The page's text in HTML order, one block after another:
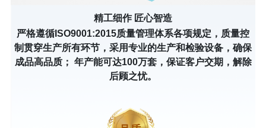
精工细作 匠心智造
严格遵循ISO9001:2015质量管理体系各项规定，质量控
制贯穿生产所有环节，采用专业的生产和检验设备，确保
成品高品质； 年产能可达100万套，保证客户交期，解除
后顾之忧。